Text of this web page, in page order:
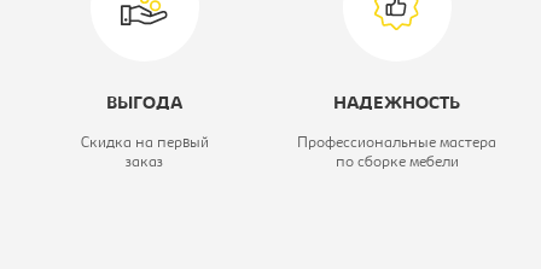
ВЫГОДА
Скидка на первый
заказ
НАДЕЖНОСТЬ
Профессиональные мастера
по сборке мебели